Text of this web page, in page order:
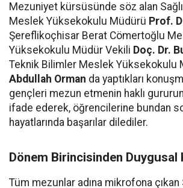
Mezuniyet kürsüsünde söz alan
Meslek Yüksekokulu Müdürü Prof.
Şereflikoçhisar Berat Cömertoğlu
Yüksekokulu Müdür Vekili Doç. Dr.
Teknik Bilimler Meslek Yüksekokulu
Abdullah Orman da yaptıkları
gençleri mezun etmenin haklı
ifade ederek, öğrencilerine bundan
hayatlarında başarılar dilediler.
Dönem Birincisinden Duygusal
Tüm mezunlar adına mikrofona